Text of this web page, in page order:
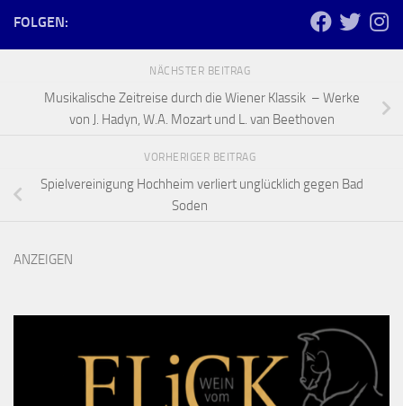
FOLGEN:
NÄCHSTER BEITRAG
Musikalische Zeitreise durch die Wiener Klassik – Werke
von J. Hadyn, W.A. Mozart und L. van Beethoven
VORHERIGER BEITRAG
Spielvereinigung Hochheim verliert unglücklich gegen Bad
Soden
ANZEIGEN